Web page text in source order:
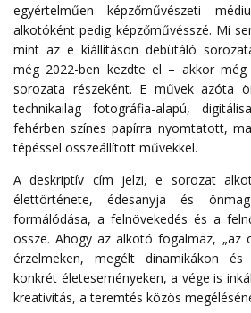
egyértelműen képzőművészeti
alkotóként pedig képzőművésszé. Mi
mint az e kiállításon debütáló
még 2022-ben kezdte el – akkor
sorozata részeként. E művek azóta
technikailag fotográfia-alapú,
fehérben színes papírra nyomtatott,
tépéssel összeállított művekkel.
A deskriptív cím jelzi, e sorozat
élettörténete, édesanyja és
formálódása, a felnövekedés és a
össze. Ahogy az alkotó fogalmaz, „az
érzelmeken, megélt dinamikákon
konkrét életeseményeken, a vége is
kreativitás, a teremtés közös